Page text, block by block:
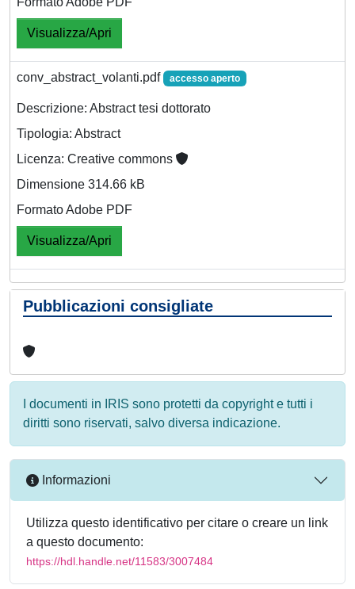
Visualizza/Apri
conv_abstract_volanti.pdf accesso aperto
Descrizione: Abstract tesi dottorato
Tipologia: Abstract
Licenza: Creative commons
Dimensione 314.66 kB
Formato Adobe PDF
Visualizza/Apri
Pubblicazioni consigliate
I documenti in IRIS sono protetti da copyright e tutti i
diritti sono riservati, salvo diversa indicazione.
Informazioni
Utilizza questo identificativo per citare o creare un link
a questo documento:
https://hdl.handle.net/11583/3007484